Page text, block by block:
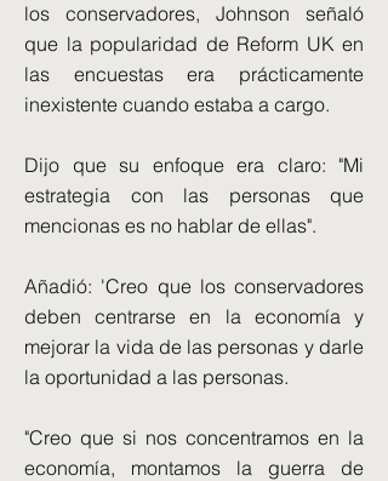
los conservadores, Johnson señaló
que la popularidad de Reform UK en
las encuestas era prácticamente
inexistente cuando estaba a cargo.
Dijo que su enfoque era claro: "Mi
estrategia con las personas que
mencionas es no hablar de ellas".
Añadió: 'Creo que los conservadores
deben centrarse en la economía y
mejorar la vida de las personas y darle
la oportunidad a las personas.
"Creo que si nos concentramos en la
economía, montamos la guerra de